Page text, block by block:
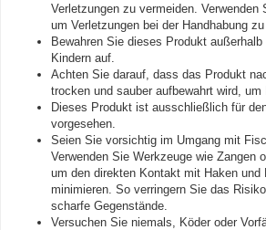
Verletzungen zu vermeiden. Verwenden
um Verletzungen bei der Handhabung
Bewahren Sie dieses Produkt
Kindern auf.
Achten Sie darauf, dass das Produkt
trocken und sauber aufbewahrt wird,
Dieses Produkt ist ausschließlich für
vorgesehen.
Seien Sie vorsichtig im Umgang mit
Verwenden Sie Werkzeuge wie Zangen
um den direkten Kontakt mit Haken und
minimieren. So verringern Sie das
scharfe Gegenstände.
Versuchen Sie niemals, Köder oder